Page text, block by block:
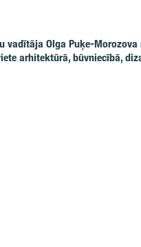
vadītāja Olga Puķe-Morozova
arhitektūrā, būvniecībā,